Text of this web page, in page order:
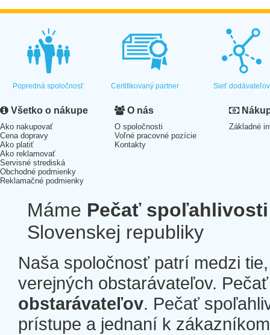
Popredná spoločnosť Certifikovaný partner Sieť dodávateľov
Všetko o nákupe
Ako nakupovať
Cena dopravy
Ako platiť
Ako reklamovať
Servisné strediská
Obchodné podmienky
Reklamačné podmienky
O nás
O spoločnosti
Voľné pracovné pozície
Kontakty
Základné
Máme Pečať spoľahlivosti
Slovenskej republiky
Naša spoločnosť patrí medzi
verejných obstarávateľov.
obstarávateľov. Pečať
prístupe a jednaní k